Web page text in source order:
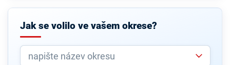
Jak se volilo ve vašem okrese?